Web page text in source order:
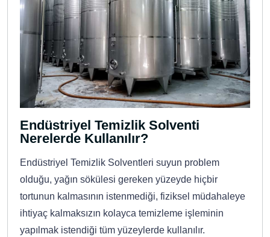
Endüstriyel Temizlik Solventi
Nerelerde Kullanılır?
Endüstriyel Temizlik Solventleri suyun problem
olduğu, yağın sökülesi gereken yüzeyde hiçbir
tortunun kalmasının istenmediği, fiziksel müdahaleye
ihtiyaç kalmaksızın kolayca temizleme işleminin
yapılmak istendiği tüm yüzeylerde kullanılır.